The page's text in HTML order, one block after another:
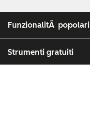
FunzionalitÃ popolari
Strumenti gratuiti